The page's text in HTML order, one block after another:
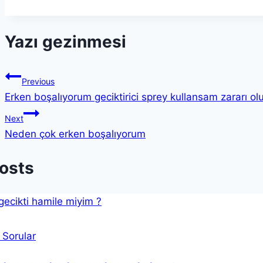
Yazı gezinmesi
Previous
Erken boşalıyorum geciktirici sprey kullansam zararı
Next
Neden çok erken boşalıyorum